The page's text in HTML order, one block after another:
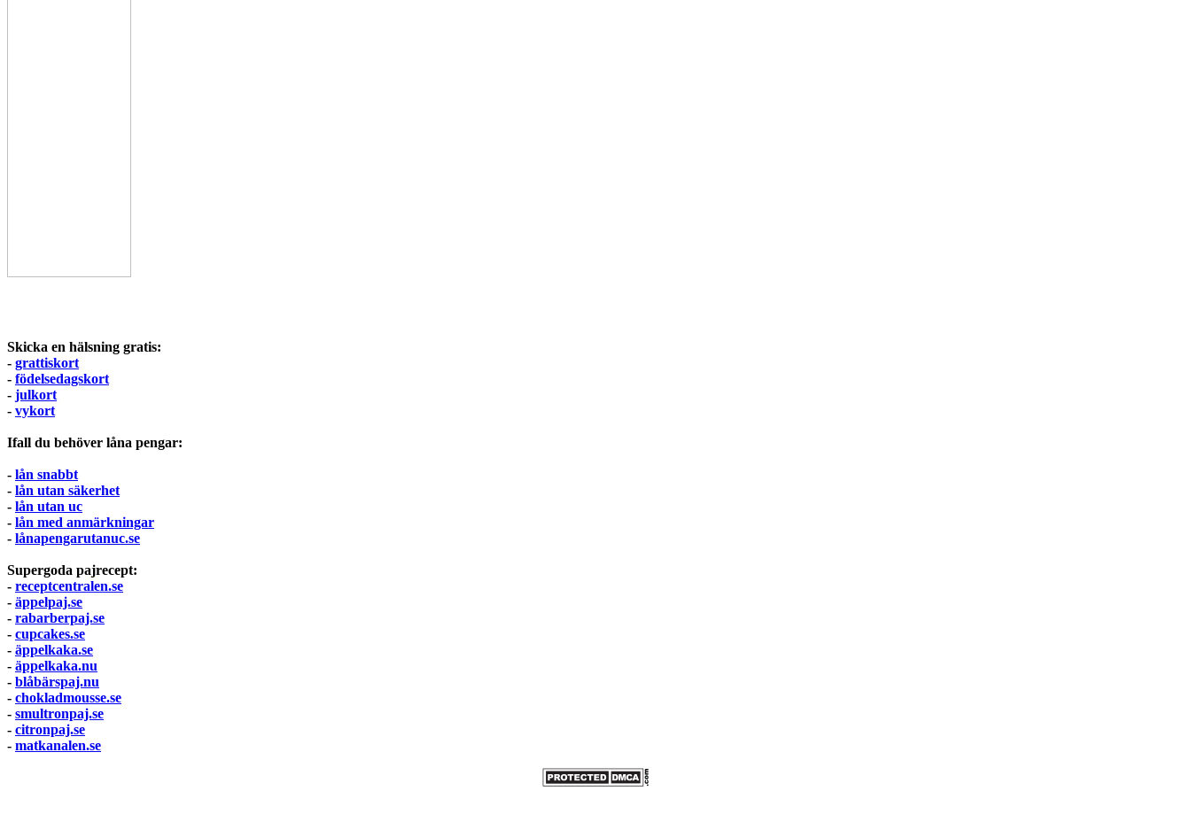
Skicka en hälsning gratis:
- grattiskort
- födelsedagskort
- julkort
- vykort
Ifall du behöver låna pengar:
- lån snabbt
- lån utan säkerhet
- lån utan uc
- lån med anmärkningar
- lånapengarutanuc.se
Supergoda pajrecept:
- receptcentralen.se
- äppelpaj.se
- rabarberpaj.se
- cupcakes.se
- äppelkaka.se
- äppelkaka.nu
- blåbärspaj.nu
- chokladmousse.se
- smultronpaj.se
- citronpaj.se
- matkanalen.se